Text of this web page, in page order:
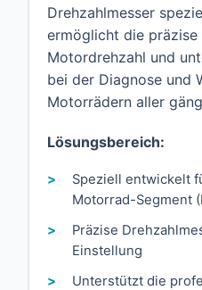
Drehzahlmesser
ermöglicht die präzise
Motordrehzahl und
bei der Diagnose und
Motorrädern aller
Lösungsbereich:
Speziell entwickelt
Motorrad-Segment
Präzise
Einstellung
Unterstützt die